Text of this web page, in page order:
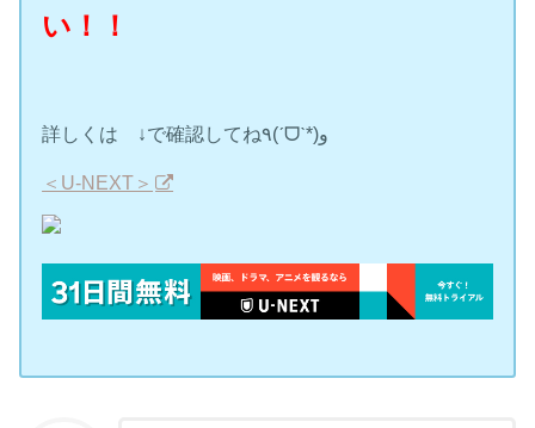
い！！
詳しくは ↓で確認してね٩(ˊᗜˋ*)و
＜U-NEXT＞